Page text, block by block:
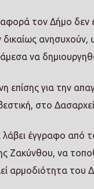
τον Δήμο δεν
ανησυχούν,
να
επίσης για την
στο
λάβει έγγραφο από
Ζακύνθου, να
αρμοδιότητα του